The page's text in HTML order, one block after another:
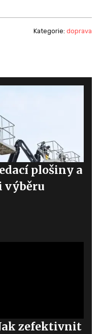
Kategorie: doprava
plošiny a
výběru
zefektivnit